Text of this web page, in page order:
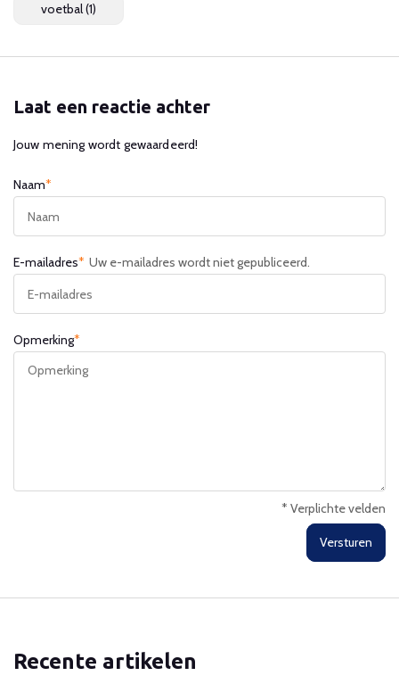
voetbal(1)
Laat een reactie achter
Jouw mening wordt gewaardeerd!
Naam*
E-mailadres* Uw e-mailadres wordt niet gepubliceerd.
Opmerking*
* Verplichte velden
Versturen
Recente artikelen